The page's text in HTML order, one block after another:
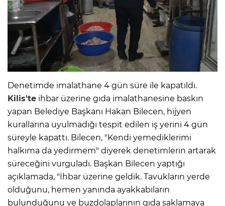
Denetimde imalathane 4 gün süre ile kapatıldı.
Kilis'te ihbar üzerine gıda imalathanesine baskın
yapan Belediye Başkanı Hakan Bilecen, hijyen
kurallarına uyulmadığı tespit edilen iş yerini 4 gün
süreyle kapattı. Bilecen, "Kendi yemediklerimi
halkıma da yedirmem" diyerek denetimlerin artarak
süreceğini vurguladı. Başkan Bilecen yaptığı
açıklamada, "İhbar üzerine geldik. Tavukların yerde
olduğunu, hemen yanında ayakkabıların
bulunduğunu ve buzdolaplarının gıda saklamaya